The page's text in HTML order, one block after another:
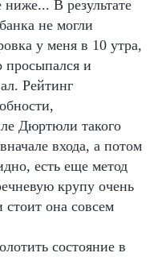
ниже... В результате
не могли
у меня в 10 утра,
просыпался и
Рейтинг
Дюртюли такого
входа, а потом
есть еще метод
крупу очень
стоит она совсем
состояние в